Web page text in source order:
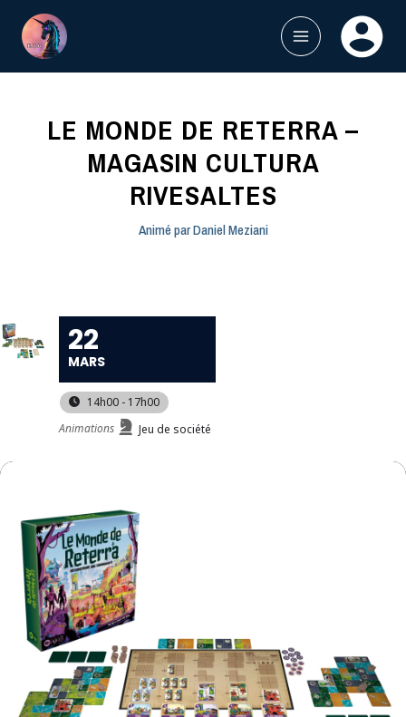
contenu
MAIN
LE MONDE DE RETERRA –
MAGASIN CULTURA
RIVESALTES
Animé parDaniel Meziani
22
MARS
14h00 - 17h00
Animations
Jeu de société